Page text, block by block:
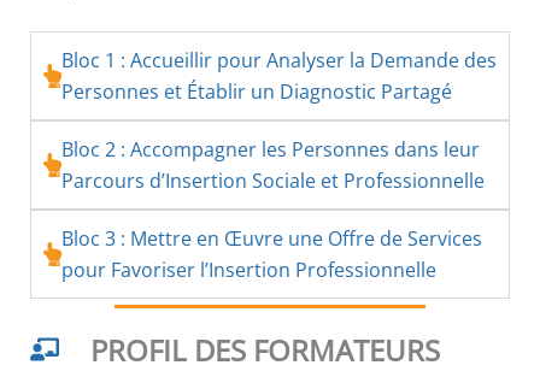
Bloc 1 : Accueillir pour Analyser la Demande des
Personnes et Établir un Diagnostic Partagé
Bloc 2 : Accompagner les Personnes dans leur
Parcours d’Insertion Sociale et Professionnelle
Bloc 3 : Mettre en Œuvre une Offre de Services
pour Favoriser l’Insertion Professionnelle
PROFIL DES FORMATEURS